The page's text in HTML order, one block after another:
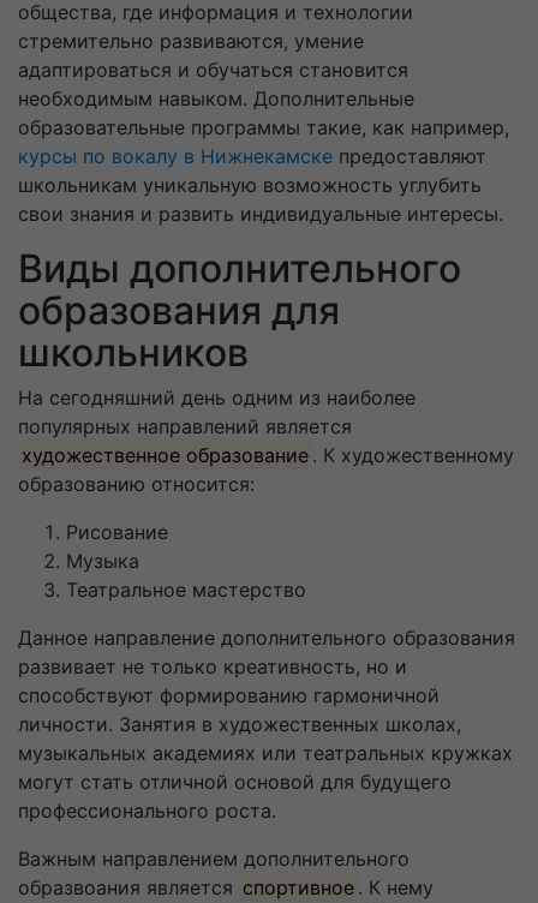
общества, где информация и технологии
стремительно развиваются, умение
адаптироваться и обучаться становится
необходимым навыком. Дополнительные
образовательные программы такие, как например,
курсы по вокалу в Нижнекамске предоставляют
школьникам уникальную возможность углубить
свои знания и развить индивидуальные интересы.
Виды дополнительного
образования для
школьников
На сегодняшний день одним из наиболее
популярных направлений является
художественное образование . К художественному
образованию относится:
Рисование
Музыка
Театральное мастерство
Данное направление дополнительного образования
развивает не только креативность, но и
способствуют формированию гармоничной
личности. Занятия в художественных школах,
музыкальных академиях или театральных кружках
могут стать отличной основой для будущего
профессионального роста.
Важным направлением дополнительного
образвоания является спортивное . К нему